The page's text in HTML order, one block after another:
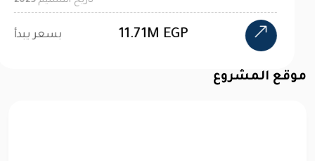
بسعر يبدأ 5.15M EGP
موقع المشروع